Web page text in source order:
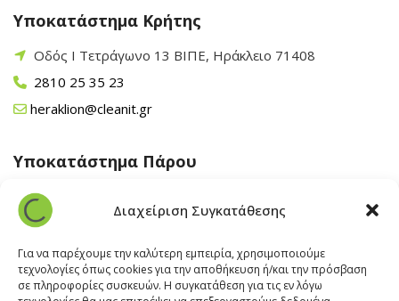
Διαχείριση Συγκατάθεσης
Για να παρέχουμε την καλύτερη εμπειρία, χρησιμοποιούμε
τεχνολογίες όπως cookies για την αποθήκευση ή/και την πρόσβαση
σε πληροφορίες συσκευών. Η συγκατάθεση για τις εν λόγω
Υποκατάστημα Κρήτης
Οδός Ι Τετράγωνο 13 ΒΙΠΕ, Ηράκλειο 71408
2810 25 35 23
heraklion@cleanit.gr
Υποκατάστημα Πάρου
Άγιος Βλάσης Αρχίλοχος, Πάρος 84400
22840 43 163
paros@cleanit.gr